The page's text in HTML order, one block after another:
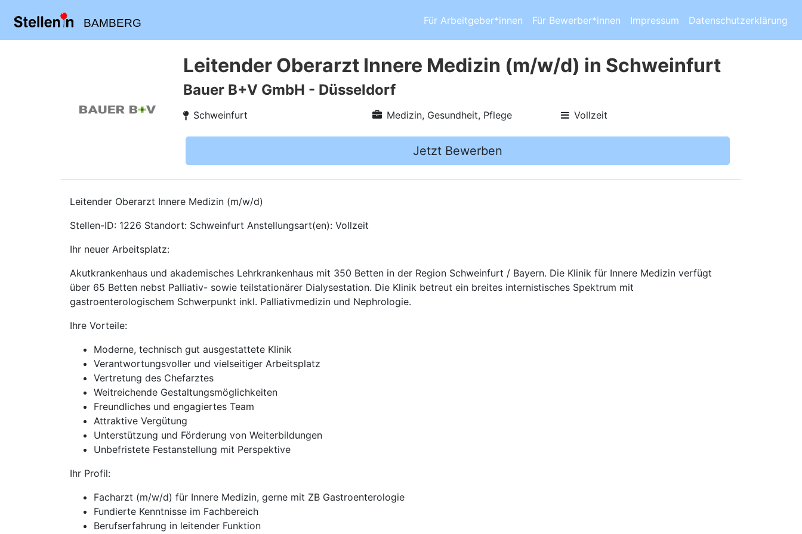
BAMBERG Für Arbeitgeber*innen Für Bewerber*innen Impressum Datenschutzerklärung
Leitender Oberarzt Innere Medizin (m/w/d) in Schweinfurt
Bauer B+V GmbH - Düsseldorf
Schweinfurt Medizin, Gesundheit, Pflege Vollzeit
Jetzt Bewerben
Leitender Oberarzt Innere Medizin (m/w/d)
Stellen-ID: 1226 Standort: Schweinfurt Anstellungsart(en): Vollzeit
Ihr neuer Arbeitsplatz:
Akutkrankenhaus und akademisches Lehrkrankenhaus mit 350 Betten in der Region Schweinfurt / Bayern. Die Klinik für Innere Medizin verfügt
über 65 Betten nebst Palliativ- sowie teilstationärer Dialysestation. Die Klinik betreut ein breites internistisches Spektrum mit
gastroenterologischem Schwerpunkt inkl. Palliativmedizin und Nephrologie.
Ihre Vorteile:
Moderne, technisch gut ausgestattete Klinik
Verantwortungsvoller und vielseitiger Arbeitsplatz
Vertretung des Chefarztes
Weitreichende Gestaltungsmöglichkeiten
Freundliches und engagiertes Team
Attraktive Vergütung
Unterstützung und Förderung von Weiterbildungen
Unbefristete Festanstellung mit Perspektive
Ihr Profil:
Facharzt (m/w/d) für Innere Medizin, gerne mit ZB Gastroenterologie
Fundierte Kenntnisse im Fachbereich
Berufserfahrung in leitender Funktion